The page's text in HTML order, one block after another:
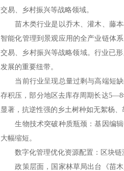
交易、乡村振兴等战略领域。
苗木类行业是以乔木、灌木、藤本
智能化管理到景观应用的全产业链体
交易、乡村振兴等战略领域。行业已
发展的重要纽带。
当前行业呈现总量过剩与高端短缺
存积压，部分地区去库存周期长达
显著，抗逆性强的乡土树种如无絮杨
生物技术突破种质瓶颈：基因编辑
大幅缩短。
数字化管理优化资源配置：区块链
政策层面，国家林草局出台《苗木